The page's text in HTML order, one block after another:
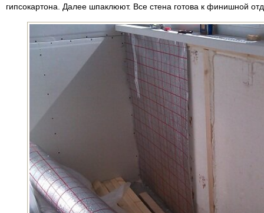
гипсокартона. Далее шпаклюют. Все стена готова к финишной